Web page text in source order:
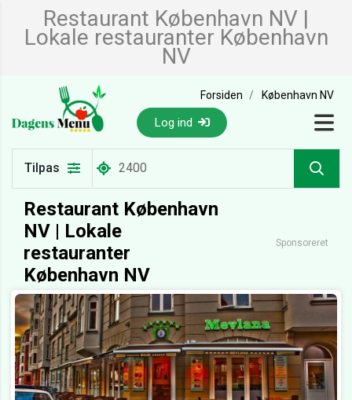
Restaurant København NV |
Lokale restauranter København
NV
Forsiden København NV
Log ind
Tilpas
Restaurant København
NV | Lokale
restauranter
København NV
Sponsoreret